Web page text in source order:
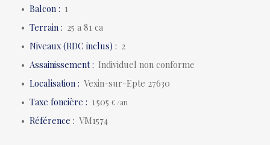
Balcon : 1
Terrain : 25 a 81 ca
Niveaux (RDC inclus) : 2
Assainissement: Individuel non conforme
Localisation : Vexin-sur-Epte 27630
Taxe foncière : 1 505€ /an
Référence : VM1574